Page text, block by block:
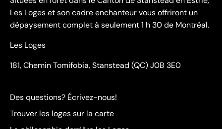
Les Loges et son cadre enchanteur vous offriront un
dépaysement complet à seulement 1 h 30 de Montréal.
Les Loges
181, Chemin Tomifobia, Stanstead (QC) J0B 3E0
Des questions? Écrivez-nous!
Trouver les loges sur la carte